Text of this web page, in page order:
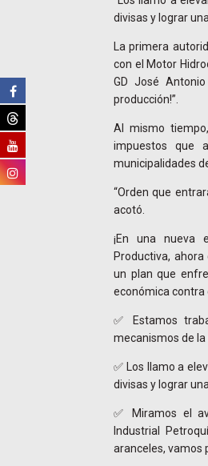
divisas y lograr
La primera
con el Motor
GD José
producción!”.
Al mismo
impuestos que
municipalidades
“Orden que
acotó.
¡En una nueva
Productiva,
un plan que
económica contra
✅ Estamos
mecanismos de
✅ Los llamo a
divisas y lograr
✅ Miramos el
Industrial
aranceles, vamos